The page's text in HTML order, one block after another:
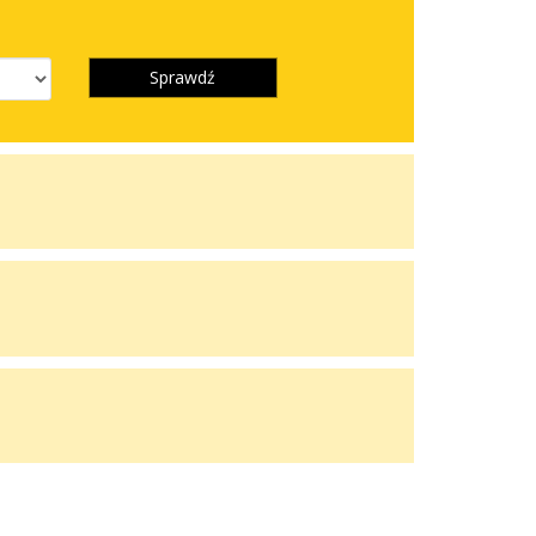
Sprawdź